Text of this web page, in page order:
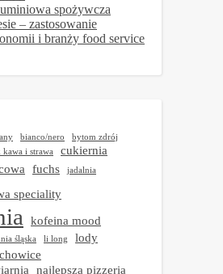
spożywcza
– zastosowanie
i branży food service
bianco/nero
bytom zdrój
i strawa
cukiernia
fuchs jadalnia
speciality
kofeina mood
śląska li long lody
najlepsza pizzeria